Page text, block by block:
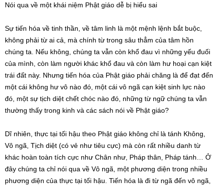
Nói qua về một khái niệm Phật giáo dễ bị hiểu sai
Sự tiến hóa về tinh thần, về tâm linh là một mệnh lệnh bắt buộc,
không phải từ ai cả, mà chính từ trong sâu thẳm của tâm hồn
chúng ta. Nếu không, chúng ta vẫn còn khổ đau vì những yếu đuối
của mình, còn làm người khác khổ đau và còn làm hư hoại cạn kiệt
trái đất này. Nhưng tiến hóa của Phật giáo phải chăng là để đạt đến
một cái không hư vô nào đó, một cái vô ngã cạn kiệt sinh lực nào
đó, một sự tịch diệt chết chóc nào đó, những từ ngữ chúng ta vẫn
thường thấy trong kinh và các sách nói về Phật giáo?
Dĩ nhiên, thực tại tối hậu theo Phật giáo không chỉ là tánh Không,
Vô ngã, Tịch diệt (có vẻ như tiêu cực) mà còn rất nhiều danh từ
khác hoàn toàn tích cực như Chân như, Pháp thân, Pháp tánh… Ở
đây chúng ta chỉ nói qua về Vô ngã, một phương diện trong nhiều
phương diện của thực tại tối hậu. Tiến hóa là đi từ ngã đến vô ngã,